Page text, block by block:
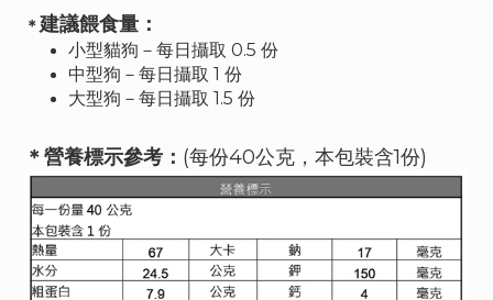
＊建議餵食量：
小型貓狗－每日攝取 0.5 份
中型狗－每日攝取 1 份
大型狗－每日攝取 1.5 份
＊營養標示參考： (每份40公克，本包裝含1份)